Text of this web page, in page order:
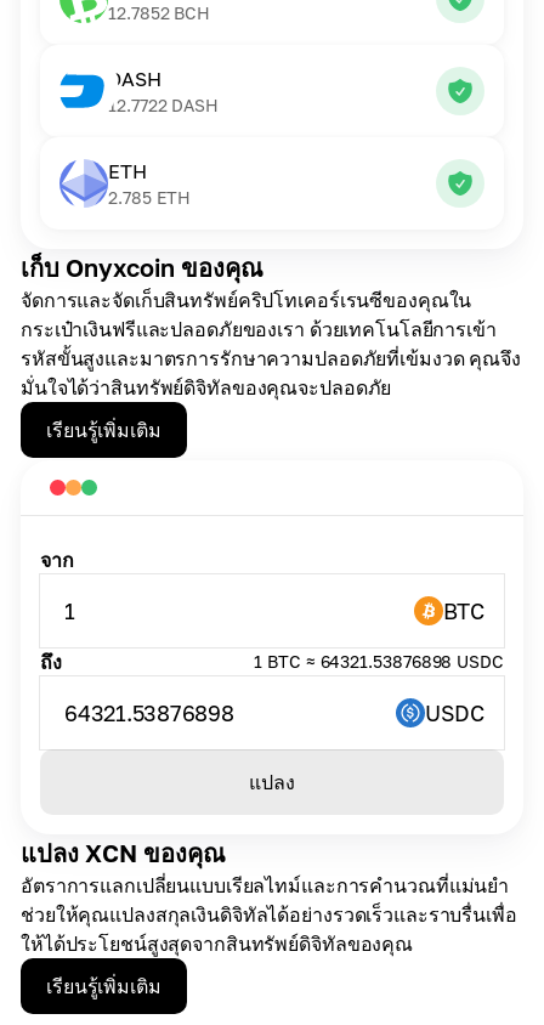
เก็บ Onyxcoin ของคุณ
จัดการและจัดเก็บสินทรัพย์คริปโทเคอร์เรนซีของคุณใน
กระเป๋าเงินฟรีและปลอดภัยของเรา ด้วยเทคโนโลยีการเข้า
รหัสขั้นสูงและมาตรการรักษาความปลอดภัยที่เข้มงวด คุณจึง
มั่นใจได้ว่าสินทรัพย์ดิจิทัลของคุณจะปลอดภัย
เรียนรู้เพิ่มเติม
12.7852 BCH
DASH
12.7722 DASH
ETH
2.785 ETH
แปลง XCN ของคุณ
อัตราการแลกเปลี่ยนแบบเรียลไทม์และการคำนวณที่แม่นยำ
ช่วยให้คุณแปลงสกุลเงินดิจิทัลได้อย่างรวดเร็วและราบรื่นเพื่อ
ให้ได้ประโยชน์สูงสุดจากสินทรัพย์ดิจิทัลของคุณ
เรียนรู้เพิ่มเติม
จาก
1 BTC
ถึง 1 BTC ≈ 64321.53876898 USDC
64321.53876898 USDC
แปลง